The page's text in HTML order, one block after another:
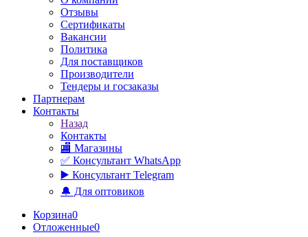
Отзывы
Сертификаты
Вакансии
Политика
Для поставщиков
Производители
Тендеры и госзаказы
Партнерам
Контакты
Назад
Контакты
🏬 Магазины
✅️ Консультант WhatsApp
▶️ Консультант Telegram
🔔 Для оптовиков
Корзина0
Отложенные0